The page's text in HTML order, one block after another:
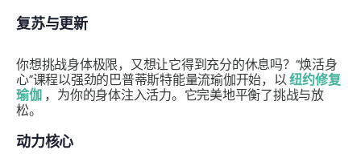
复苏与更新
你想挑战身体极限，又想让它得到充分的休息吗？“焕活身
心”课程以强劲的巴普蒂斯特能量流瑜伽开始，以纽约修复
瑜伽 ，为你的身体注入活力。它完美地平衡了挑战与放
松。
动力核心